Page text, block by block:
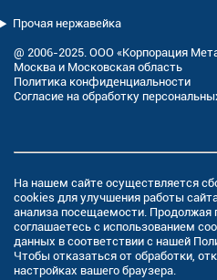
Прочая нержавейка
@ 2006-2025. ООО «Корпорация
Москва и Московская область
Политика конфиденциальности
Согласие на обработку
На нашем сайте осуществляется
cookies для улучшения работы
анализа посещаемости. Продолжая
соглашаетесь с использованием
данных в соответствии с нашей
Чтобы отказаться от обработки,
настройках вашего браузера.